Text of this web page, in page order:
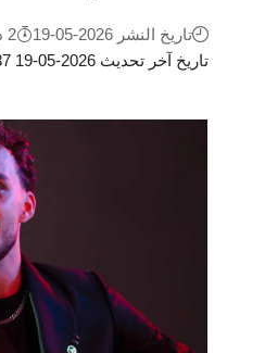
تاريخ آخر تحديث 2026-05-19 10:37 مساءً
تاريخ النشر 2026-05-19 2 د للقراءة